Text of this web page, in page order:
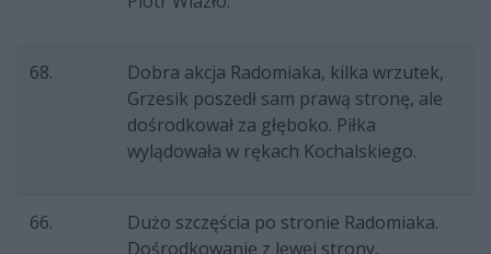
68.
Dobra akcja Radomiaka, kilka wrzutek,
Grzesik poszedł sam prawą stronę, ale
dośrodkował za głęboko. Piłka
wylądowała w rękach Kochalskiego.
66.
Dużo szczęścia po stronie Radomiaka.
Dośrodkowanie z lewej strony,